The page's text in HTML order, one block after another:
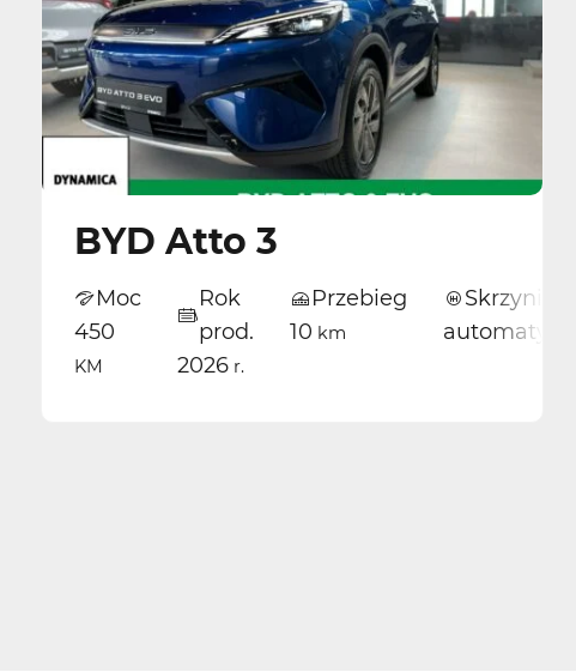
BYD Atto 3
Moc
Rok
r.
Przebieg
10km
Skrzynia
automatyczna